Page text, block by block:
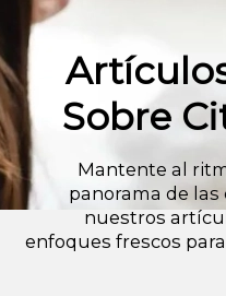
Sobre
Mantente al
panorama de las
nuestros
enfoques frescos